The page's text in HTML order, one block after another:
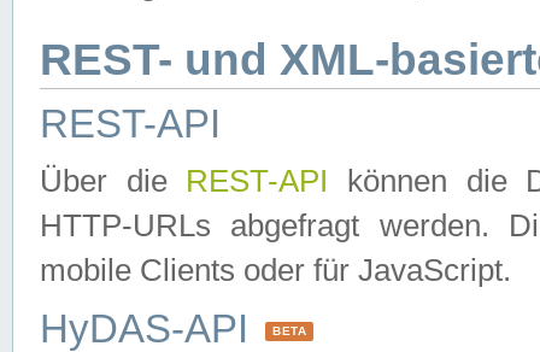
REST- und XML-
REST-API
Über die REST-API können die
HTTP-URLs abgefragt werden.
mobile Clients oder für JavaScript.
HyDAS-API BETA